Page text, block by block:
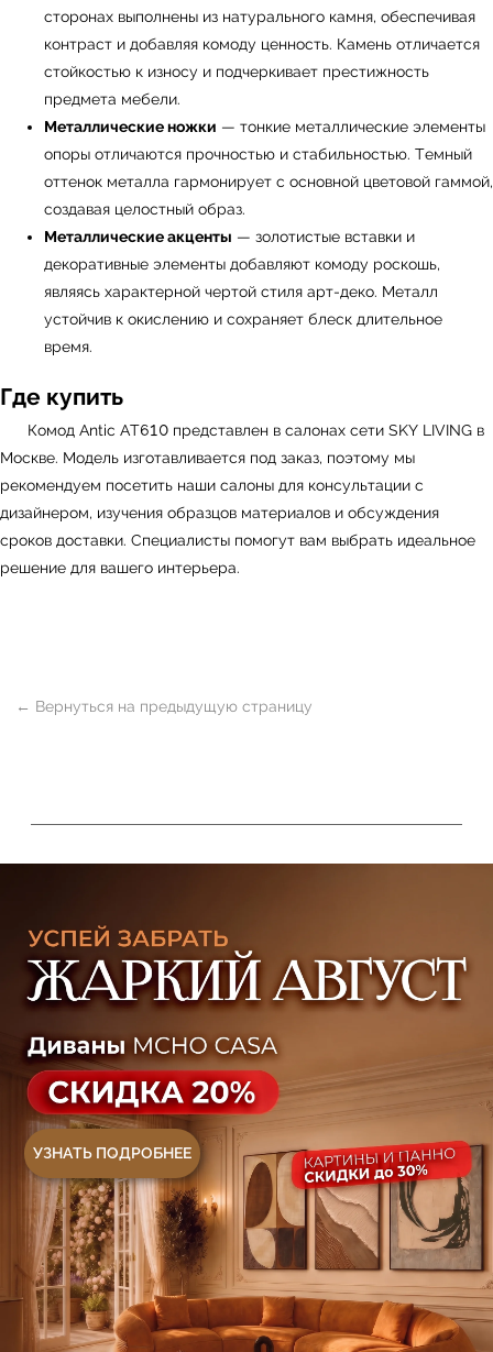
сторонах выполнены из натурального камня, обеспечивая
контраст и добавляя комоду ценность. Камень отличается
стойкостью к износу и подчеркивает престижность
предмета мебели.
Металлические ножки — тонкие металлические элементы
опоры отличаются прочностью и стабильностью. Темный
оттенок металла гармонирует с основной цветовой гаммой,
создавая целостный образ.
Металлические акценты — золотистые вставки и
декоративные элементы добавляют комоду роскошь,
являясь характерной чертой стиля арт-деко. Металл
устойчив к окислению и сохраняет блеск длительное
время.
Где купить
Комод Antic AT610 представлен в салонах сети SKY LIVING в
Москве. Модель изготавливается под заказ, поэтому мы
рекомендуем посетить наши салоны для консультации с
дизайнером, изучения образцов материалов и обсуждения
сроков доставки. Специалисты помогут вам выбрать идеальное
решение для вашего интерьера.
Сантехника О нас
Мебель
© 2026 Sky Living
Политика конфиденциальности
+7 (958) 202-41-41
+7 (499) 916-60-66
+7 (499) 916-60-10,
Политика возврата товаров
Sales@skyliving.ru
Telegram и YouTube ограничены на территории
РФ (на основании ФЗ-149 "Об информации")